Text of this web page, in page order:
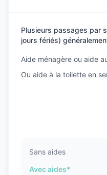
Plusieurs passages par
jours fériés)
Aide ménagère ou aide
Ou aide à la toilette en
Sans aides
Avec aides*